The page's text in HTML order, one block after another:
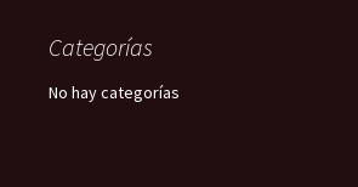
Categorías
No hay categorías